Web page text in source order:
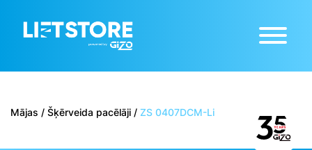
Mājas / Šķērveida pacēlāji / ZS 0407DCM-Li